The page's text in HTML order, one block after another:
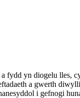
fydd yn diogelu
a gwerth
i gefnogi